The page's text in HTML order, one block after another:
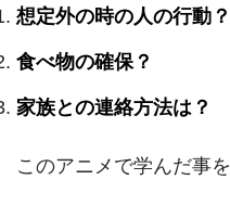
想定外の時の人の行動？
食べ物の確保？
家族との連絡方法は？
このアニメで学んだ事を